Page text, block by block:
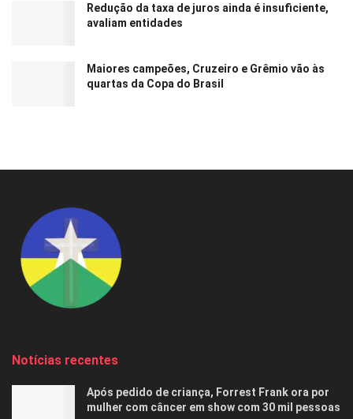
Redução da taxa de juros ainda é insuficiente,
avaliam entidades
Maiores campeões, Cruzeiro e Grêmio vão às
quartas da Copa do Brasil
Notícias recentes
Após pedido de criança, Forrest Frank ora por
mulher com câncer em show com 30 mil pessoas